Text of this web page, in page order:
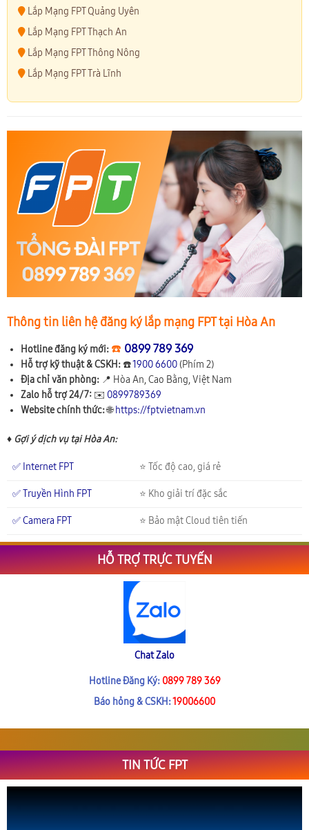
Lắp Mạng FPT Quảng Uyên
Lắp Mạng FPT Thạch An
Lắp Mạng FPT Thông Nông
Lắp Mạng FPT Trà Lĩnh
Thông tin liên hệ đăng ký lắp mạng FPT tại Hòa An
Hotline đăng ký mới: ☎️ 0899 789 369
Hỗ trợ kỹ thuật & CSKH: ☎️1900 6600 (Phím 2)
Địa chỉ văn phòng: 📍 Hòa An, Cao Bằng, Việt Nam
Zalo hỗ trợ 24/7: ✉️ 0899789369
Website chính thức:🌐 https://fptvietnam.vn
♦ Gợi ý dịch vụ tại Hòa An:
✅ Internet FPT ⭐ Tốc độ cao, giá rẻ
✅ Truyền Hình FPT ⭐ Kho giải trí đặc sắc
✅ Camera FPT ⭐ Bảo mật Cloud tiên tiến
HỖ TRỢ TRỰC TUYẾN
Chat Zalo
Hotline Đăng Ký: 0899 789 369
Báo hỏng & CSKH:19006600
TIN TỨC FPT